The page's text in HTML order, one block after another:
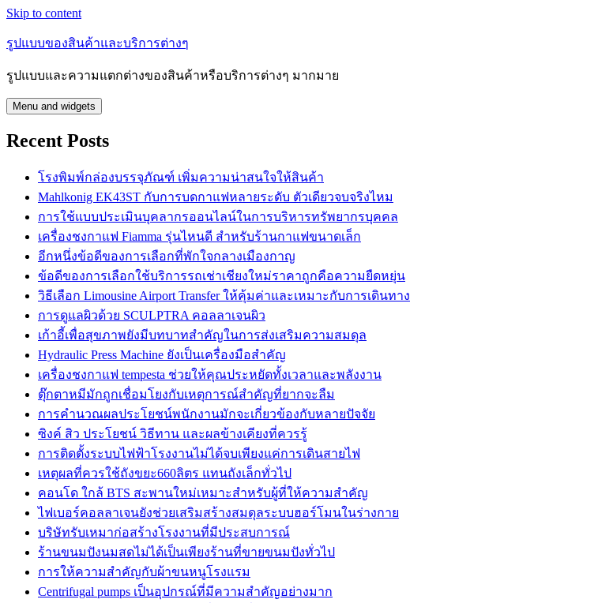
Skip to content
รูปแบบของสินค้าและบริการต่างๆ
รูปแบบและความแตกต่างของสินค้าหรือบริการต่างๆ มากมาย
Menu and widgets
Recent Posts
โรงพิมพ์กล่องบรรจุภัณฑ์ เพิ่มความน่าสนใจให้สินค้า
Mahlkonig EK43ST กับการบดกาแฟหลายระดับ ตัวเดียวจบจริงไหม
การใช้แบบประเมินบุคลากรออนไลน์ในการบริหารทรัพยากรบุคคล
เครื่องชงกาแฟ Fiamma รุ่นไหนดี สำหรับร้านกาแฟขนาดเล็ก
อีกหนึ่งข้อดีของการเลือกที่พักใจกลางเมืองกาญ
ข้อดีของการเลือกใช้บริการรถเช่าเชียงใหม่ราคาถูกคือความยืดหยุ่น
วิธีเลือก Limousine Airport Transfer ให้คุ้มค่าและเหมาะกับการเดินทาง
การดูแลผิวด้วย SCULPTRA คอลลาเจนผิว
เก้าอี้เพื่อสุขภาพยังมีบทบาทสำคัญในการส่งเสริมความสมดุล
Hydraulic Press Machine ยังเป็นเครื่องมือสำคัญ
เครื่องชงกาแฟ tempesta ช่วยให้คุณประหยัดทั้งเวลาและพลังงาน
ตุ๊กตาหมีมักถูกเชื่อมโยงกับเหตุการณ์สำคัญที่ยากจะลืม
การคำนวณผลประโยชน์พนักงานมักจะเกี่ยวข้องกับหลายปัจจัย
ซิงค์ สิว ประโยชน์ วิธีทาน และผลข้างเคียงที่ควรรู้
การติดตั้งระบบไฟฟ้าโรงงานไม่ได้จบเพียงแค่การเดินสายไฟ
เหตุผลที่ควรใช้ถังขยะ660ลิตร แทนถังเล็กทั่วไป
คอนโด ใกล้ BTS สะพานใหม่เหมาะสำหรับผู้ที่ให้ความสำคัญ
ไฟเบอร์คอลลาเจนยังช่วยเสริมสร้างสมดุลระบบฮอร์โมนในร่างกาย
บริษัทรับเหมาก่อสร้างโรงงานที่มีประสบการณ์
ร้านขนมปังนมสดไม่ได้เป็นเพียงร้านที่ขายขนมปังทั่วไป
การให้ความสำคัญกับผ้าขนหนูโรงแรม
Centrifugal pumps เป็นอุปกรณ์ที่มีความสำคัญอย่างมาก